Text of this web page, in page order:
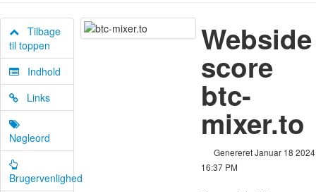
Tilbage
til toppen
Indhold
Links
Nøgleord
Brugervenlighed
Webside
score
btc-
mixer.to
Genereret Januar 18 2024
16:37 PM